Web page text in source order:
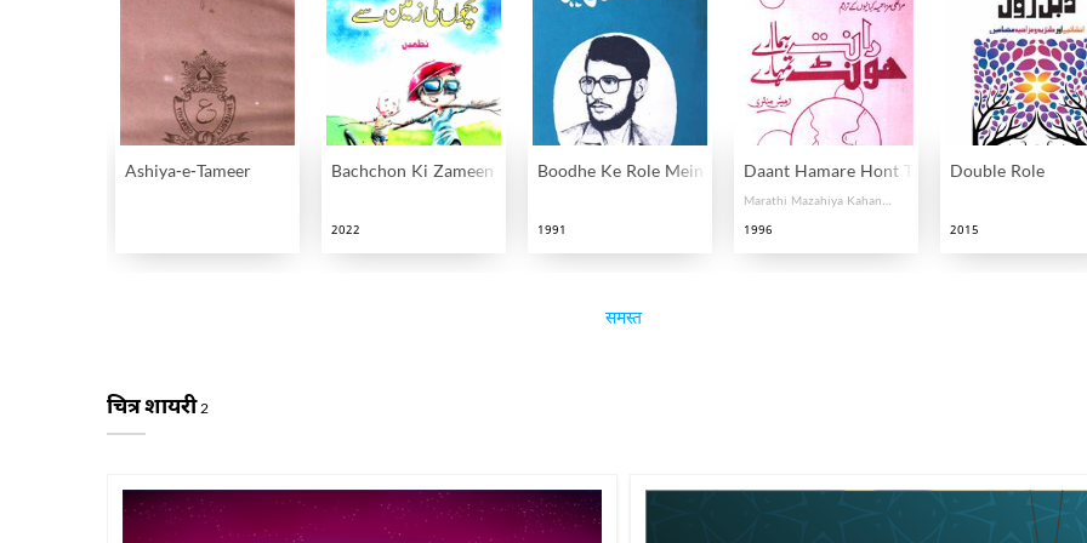
Ashiya-e-Tameer Bachchon Ki Zameen Se
2022
Boodhe Ke Role Mein
1991
Daant Hamare Hont Tumhare
Marathi Mazahiya Kahaniyon Ke Urdu Tarajim
1996
Double Role
2015
समस्त
चित्र शायरी2